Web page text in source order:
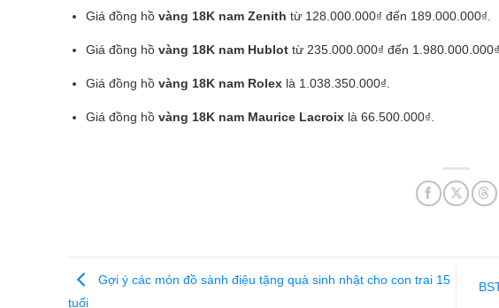
Giá đồng hồ vàng 18K nam Zenith từ 128.000.000₫ đến 189.000.000₫.
Giá đồng hồ vàng 18K nam Hublot từ 235.000.000₫ đến 1.980.000.000₫.
Giá đồng hồ vàng 18K nam Rolex là 1.038.350.000₫.
Giá đồng hồ vàng 18K nam Maurice Lacroix là 66.500.000₫.
Gợi ý các món đồ sành điệu tặng quà sinh nhật cho con trai 15
tuổi